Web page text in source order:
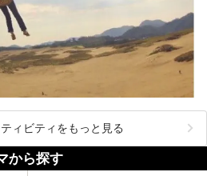
ィビティをもっと見る
から探す